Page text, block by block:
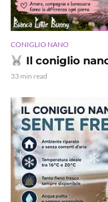
CONIGLIO NANO
Il coniglio
33 min read